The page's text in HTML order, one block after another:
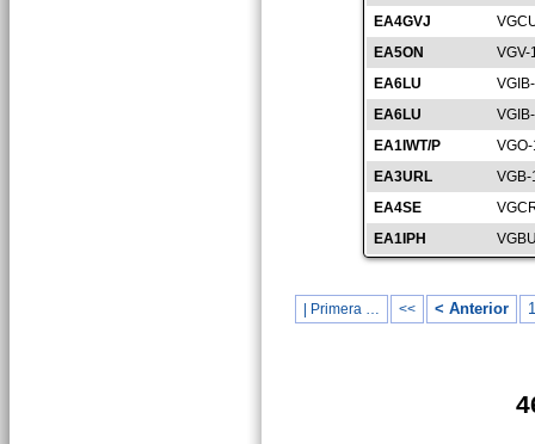
EA4GVJ
EA5ON
VGV-
EA6LU
EA6LU
EA1IWT/P
EA3URL
EA4SE
EA1IPH
| Primera … << < Anterior